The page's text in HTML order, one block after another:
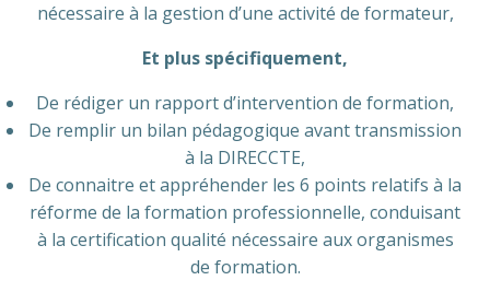
nécessaire à la gestion d’une activité de formateur,
Et plus spécifiquement,
De rédiger un rapport d’intervention de formation,
De remplir un bilan pédagogique avant transmission
à la DIRECCTE,
De connaitre et appréhender les 6 points relatifs à la
réforme de la formation professionnelle, conduisant
à la certification qualité nécessaire aux organismes
de formation.